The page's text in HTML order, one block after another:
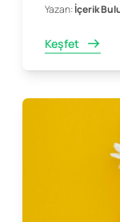
Yazan:İçerik
Keşfet